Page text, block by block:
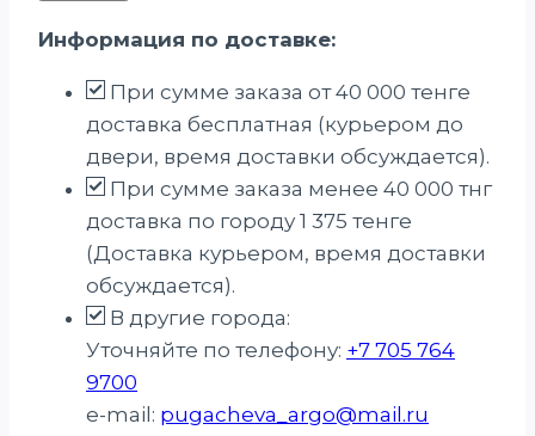
«Молодильное»,
Информация по доставке:
При сумме заказа от 40 000 тенге
доставка бесплатная (курьером до
двери, время доставки обсуждается).
При сумме заказа менее 40 000 тнг
доставка по городу 1 375 тенге
(Доставка курьером, время доставки
обсуждается).
В другие города:
Уточняйте по телефону: +7 705 764
9700
e-mail: pugacheva_argo@mail.ru